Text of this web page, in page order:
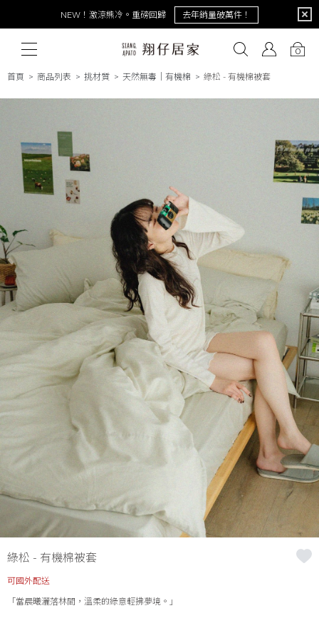
去年銷量破萬件！
0
首頁 商品列表 挑材質 天然無毒｜有機棉 綠松 - 有機棉被套
綠松 - 有機棉被套
可國外配送
「當晨曦灑落林間，溫柔的綠意輕拂夢境。」